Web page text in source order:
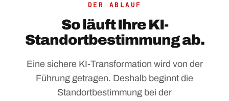
DER ABLAUF
So läuft Ihre KI-
Standortbestimmung ab.
Eine sichere KI-Transformation wird von der
Führung getragen. Deshalb beginnt die
Standortbestimmung bei der